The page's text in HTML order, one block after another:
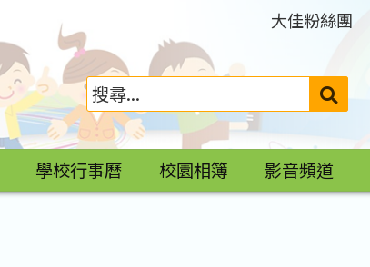
大佳粉絲團
搜
學校行事曆 校園相簿 影音頻道